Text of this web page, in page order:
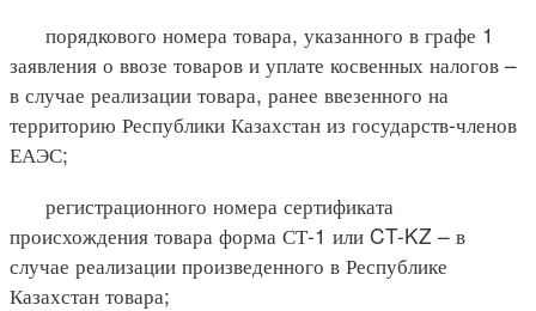
порядкового номера товара, указанного в графе 1
заявления о ввозе товаров и уплате косвенных налогов –
в случае реализации товара, ранее ввезенного на
территорию Республики Казахстан из государств-членов
ЕАЭС;
регистрационного номера сертификата
происхождения товара форма СТ-1 или CT-KZ – в
случае реализации произведенного в Республике
Казахстан товара;